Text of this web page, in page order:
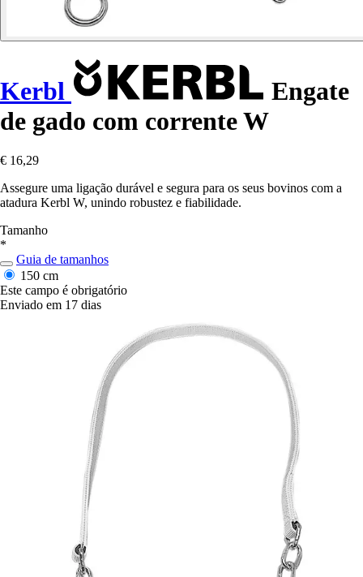
Kerbl
Engate
de gado com corrente W
€ 16,29
Assegure uma ligação durável e segura para os seus bovinos com a
atadura Kerbl W, unindo robustez e fiabilidade.
Tamanho
*
Guia de tamanhos
150 cm
Este campo é obrigatório
Enviado em 17 dias